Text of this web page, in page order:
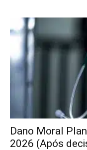
Dano Moral
2026 (Após